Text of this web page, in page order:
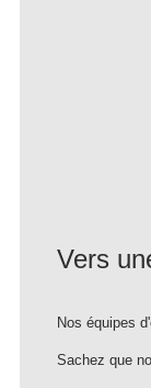
Vers
Nos équipes
Sachez que